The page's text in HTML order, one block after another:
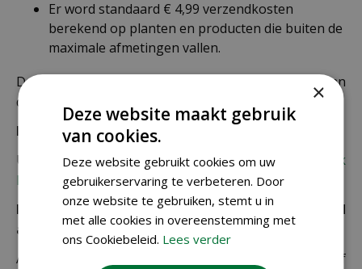
Er word standaard € 4,99 verzendkosten
berekend op planten en producten die buiten de
maximale afmetingen vallen.
De juiste verzendkosten worden in de laatste stap van
de winkelwagen berekend.
Bezorgkosten overige landen:
Uiteraard verzenden wij ook buiten Nederland,
bekijk
hier de verzendkosten.
Let op: extra kosten bij niet ophalen of verkeerd
adres
Als je je pakket niet ophaalt bij een PostNL-punt of
×
Deze website maakt gebruik
van cookies.
Deze website gebruikt cookies om uw
gebruikerservaring te verbeteren. Door
onze website te gebruiken, stemt u in
met alle cookies in overeenstemming met
ons Cookiebeleid. Lees verder